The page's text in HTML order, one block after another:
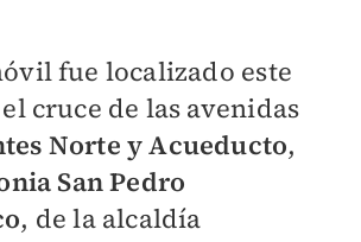
fue localizado este
cruce de las avenidas
Norte y Acueducto,
San Pedro
, de la alcaldía